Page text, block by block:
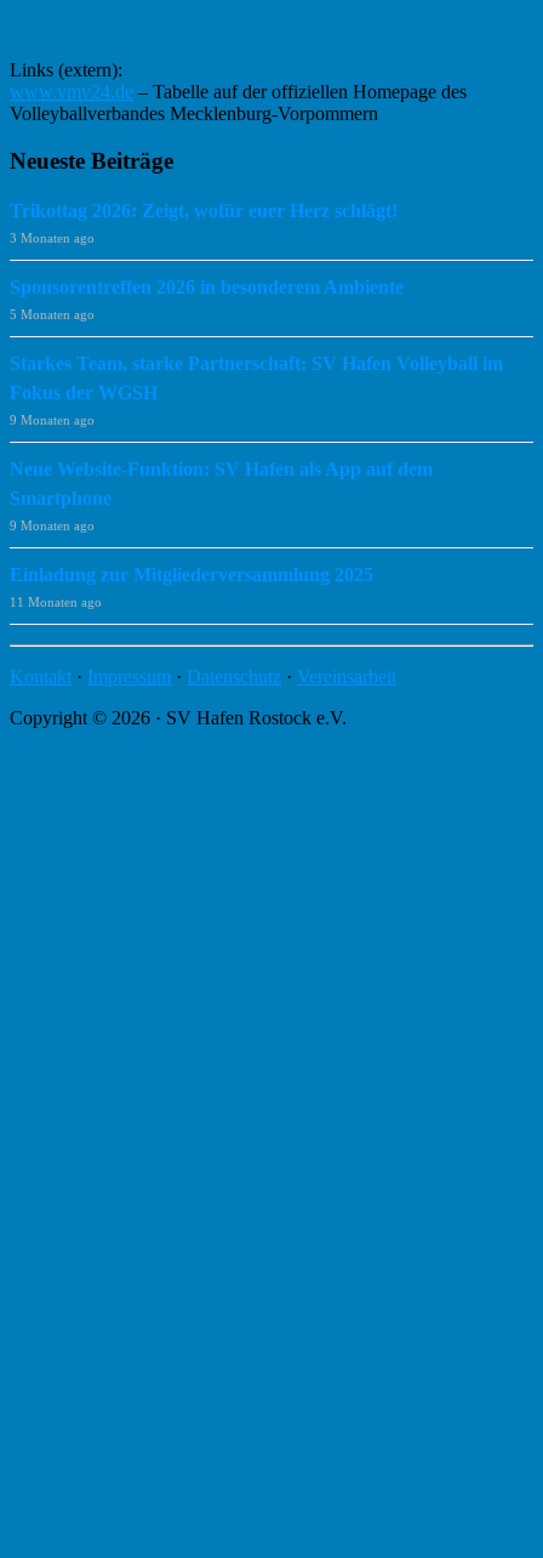
Links (extern):
www.vmv24.de – Tabelle auf der offiziellen Homepage des
Volleyballverbandes Mecklenburg-Vorpommern
Haupt-
Neueste Beiträge
Trikottag 2026: Zeigt, wofür euer Herz schlägt!
3 Monaten ago
Sponsorentreffen 2026 in besonderem Ambiente
5 Monaten ago
Starkes Team, starke Partnerschaft: SV Hafen Volleyball im
Fokus der WGSH
9 Monaten ago
Neue Website-Funktion: SV Hafen als App auf dem
Smartphone
9 Monaten ago
Einladung zur Mitgliederversammlung 2025
11 Monaten ago
Kontakt · Impressum · Datenschutz · Vereinsarbeit
Copyright © 2026 · SV Hafen Rostock e.V.